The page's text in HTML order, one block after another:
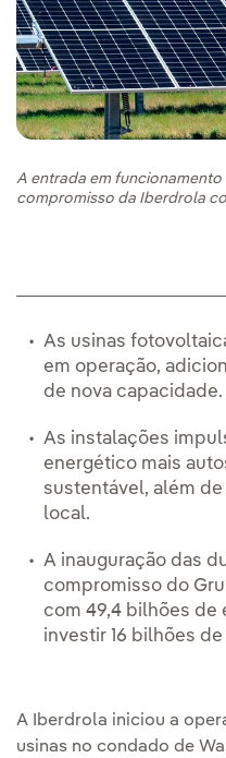
A entrada em
compromisso da Iberdrola
As usinas
em operação,
de nova capacidade.
As instalações
energético mais
sustentável, além
local.
A inauguração das
compromisso do
com 49,4 bilhões de
investir 16 bilhões
A Iberdrola iniciou a
usinas no condado de